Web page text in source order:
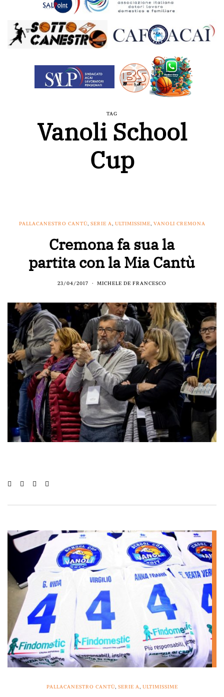
TAG
Vanoli School
Cup
PALLACANESTRO CANTÙ, SERIE A, ULTIMISSIME, VANOLI CREMONA
Cremona fa sua la
partita con la Mia Cantù
23/04/2017 MICHELE DE FRANCESCO
PALLACANESTRO CANTÙ, SERIE A, ULTIMISSIME